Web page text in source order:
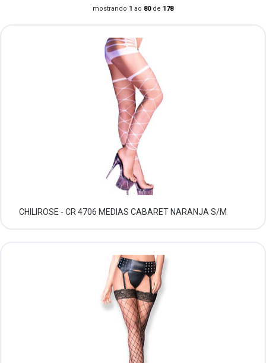
mostrando 1 ao 80de 178
CHILIROSE - CR 4706 MEDIAS CABARET NARANJA S/M